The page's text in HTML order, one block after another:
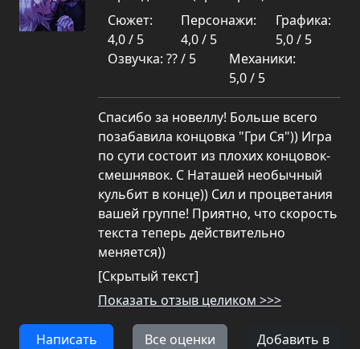
Сюжет:
4,0 / 5
Персонажи:
4,0 / 5
Графика:
5,0 / 5
Озвучка: ?? / 5
Механики:
5,0 / 5
Спасибо за новеллу! Больше всего
позабавила концовка "Гри Ся")) Игра
по сути состоит из плохих концовок-
смешнявок. С Наташей необычный
кульбит в конце)) Сил и процветания
вашей группе! Приятно, что скорость
текста теперь действительно
меняется))
[Скрытый текст]
Показать отзыв целиком >>>
Написать
Все оценки
Добавить в